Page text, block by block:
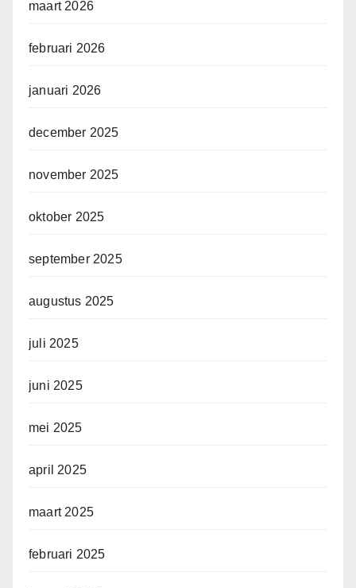
maart 2026
februari 2026
januari 2026
december 2025
november 2025
oktober 2025
september 2025
augustus 2025
juli 2025
juni 2025
mei 2025
april 2025
maart 2025
februari 2025